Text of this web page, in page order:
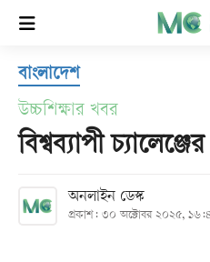
হোম
সর্বশেষ
সব
বিভাগ
বাংলাদেশ
উচ্চশিক্ষার খবর
বিশ্বব্যাপী
অনলাইন ডেস্ক
প্রকাশ: ৩০ অক্টোবর ২০২৫,